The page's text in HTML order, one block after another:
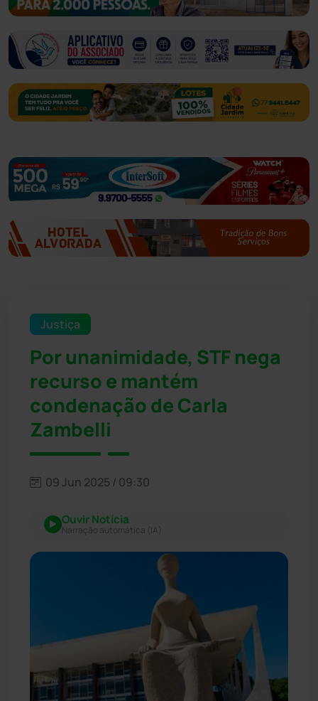
Justiça
Por unanimidade, STF nega
recurso e mantém
condenação de Carla
Zambelli
09 Jun 2025 / 09:30
Ouvir Notícia
Narração automática (IA)